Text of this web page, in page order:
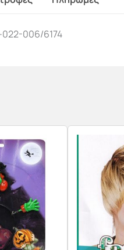
006/6174